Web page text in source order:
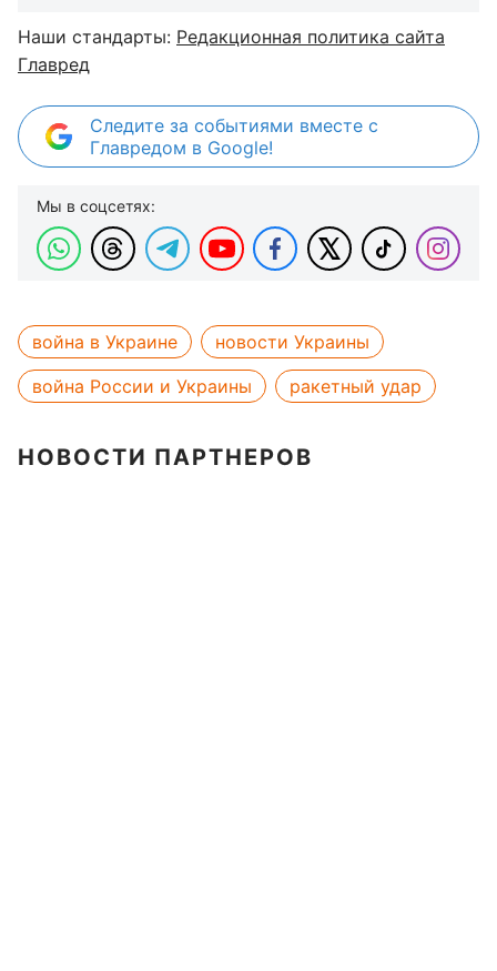
Наши стандарты: Редакционная политика сайта
Главред
Следите за событиями вместе с
Главредом в Google!
Мы в соцсетях:
война в Украине
новости Украины
война России и Украины
ракетный удар
НОВОСТИ ПАРТНЕРОВ